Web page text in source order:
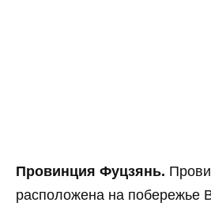
Провинция Фуцзянь.
расположена на побережье